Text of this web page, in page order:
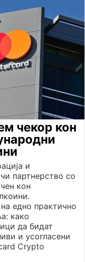
чекор кон
и
партнерство со
кон
едно практично
како
да бидат
и усогласени
Crypto